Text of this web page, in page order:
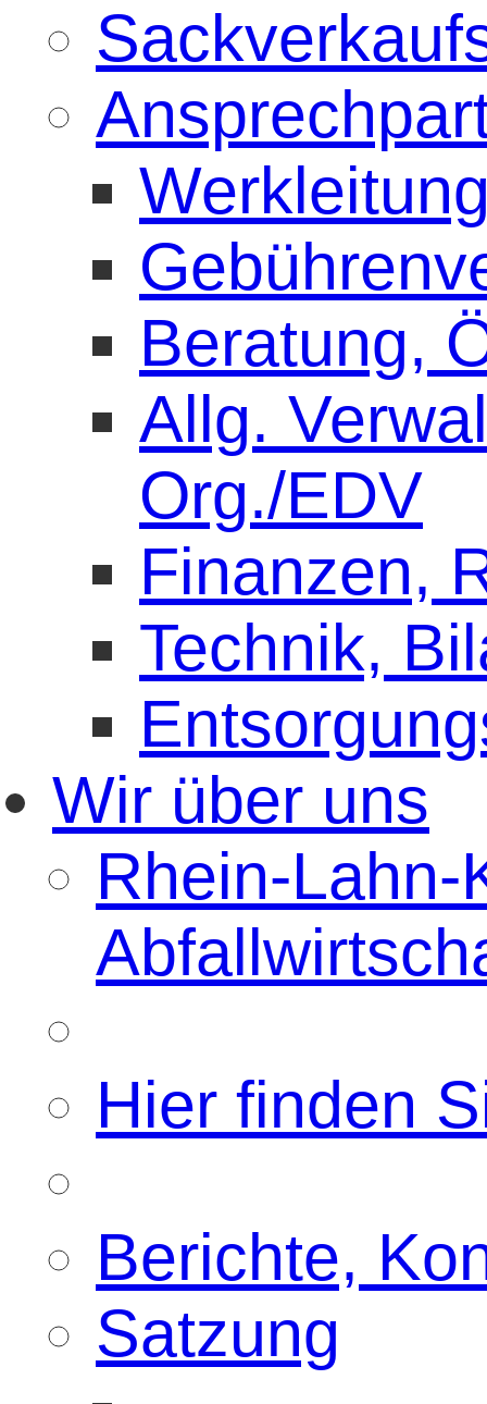
Beratung,
Allg.
Org./EDV
Finanzen,
Technik,
Wir über uns
Rhein-Lahn-
Hier finden
Berichte,
Satzung